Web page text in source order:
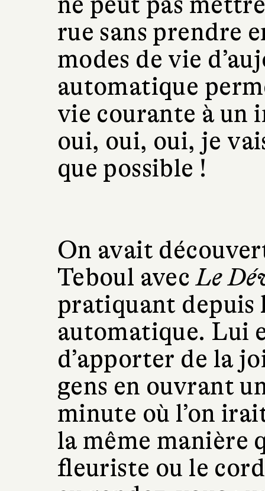
rue sans prendre
modes de vie
automatique
vie courante à un
oui, oui, oui, je
que possible !
On avait
Teboul avecLe
pratiquant depuis
automatique. Lui
d’apporter de la
gens en ouvrant
minute où l’on
la même manière
fleuriste ou le